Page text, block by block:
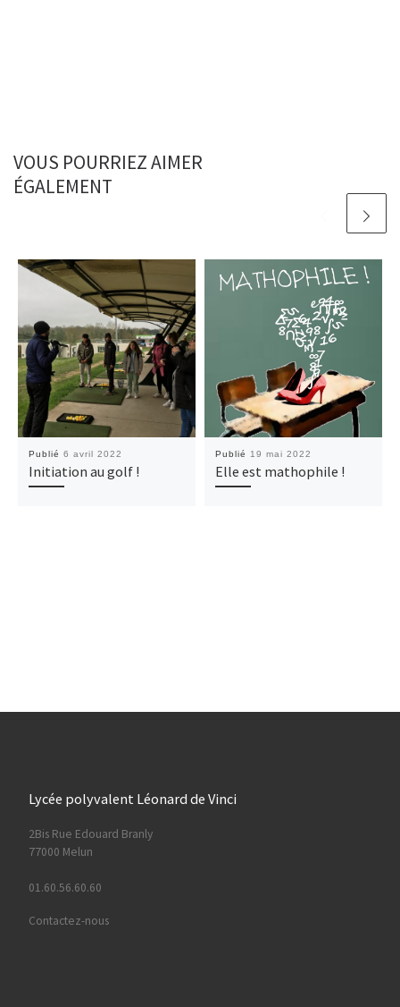
VOUS POURRIEZ AIMER
ÉGALEMENT
Publié 6 avril 2022
Initiation au golf !
Publié 19 mai 2022
Elle est mathophile !
Lycée polyvalent Léonard de Vinci
2Bis Rue Edouard Branly
77000 Melun
01.60.56.60.60
Contactez-nous